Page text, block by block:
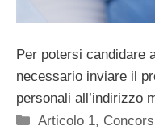
Per potersi candidare
necessario inviare il
personali all’indirizzo
Categorie
Articolo 1,